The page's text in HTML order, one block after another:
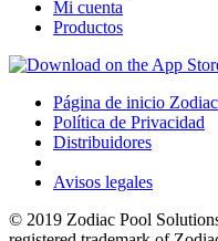
Mi cuenta
Productos
Página de inicio
Política de Privacidad
Distribuidores
Avisos legales
© 2019 Zodiac Pool